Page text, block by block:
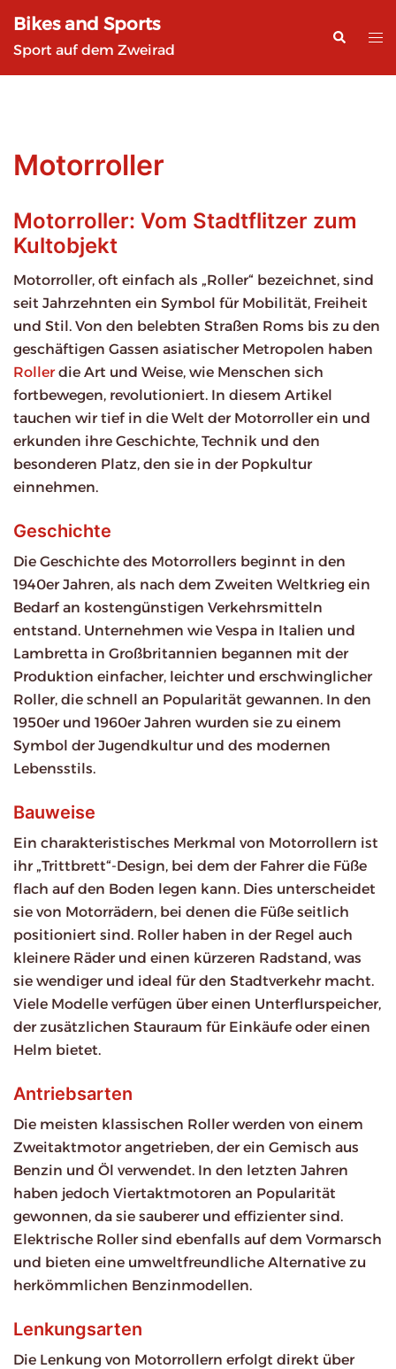
Inhalt
springen
Bikes and Sports
Sport auf dem Zweirad
Suche
Motorroller
Motorroller: Vom Stadtflitzer zum
Kultobjekt
Motorroller, oft einfach als „Roller“ bezeichnet, sind
seit Jahrzehnten ein Symbol für Mobilität, Freiheit
und Stil. Von den belebten Straßen Roms bis zu den
geschäftigen Gassen asiatischer Metropolen haben
Rollerdie Art und Weise, wie Menschen sich
fortbewegen, revolutioniert. In diesem Artikel
tauchen wir tief in die Welt der Motorroller ein und
erkunden ihre Geschichte, Technik und den
besonderen Platz, den sie in der Popkultur
einnehmen.
Geschichte
Die Geschichte des Motorrollers beginnt in den
1940er Jahren, als nach dem Zweiten Weltkrieg ein
Bedarf an kostengünstigen Verkehrsmitteln
entstand. Unternehmen wie Vespa in Italien und
Lambretta in Großbritannien begannen mit der
Produktion einfacher, leichter und erschwinglicher
Roller, die schnell an Popularität gewannen. In den
1950er und 1960er Jahren wurden sie zu einem
Symbol der Jugendkultur und des modernen
Lebensstils.
Bauweise
Ein charakteristisches Merkmal von Motorrollern ist
ihr „Trittbrett“-Design, bei dem der Fahrer die Füße
flach auf den Boden legen kann. Dies unterscheidet
sie von Motorrädern, bei denen die Füße seitlich
positioniert sind. Roller haben in der Regel auch
kleinere Räder und einen kürzeren Radstand, was
sie wendiger und ideal für den Stadtverkehr macht.
Viele Modelle verfügen über einen Unterflurspeicher,
der zusätzlichen Stauraum für Einkäufe oder einen
Helm bietet.
Antriebsarten
Die meisten klassischen Roller werden von einem
Zweitaktmotor angetrieben, der ein Gemisch aus
Benzin und Öl verwendet. In den letzten Jahren
haben jedoch Viertaktmotoren an Popularität
gewonnen, da sie sauberer und effizienter sind.
Elektrische Roller sind ebenfalls auf dem Vormarsch
und bieten eine umweltfreundliche Alternative zu
herkömmlichen Benzinmodellen.
Lenkungsarten
Die Lenkung von Motorrollern erfolgt direkt über